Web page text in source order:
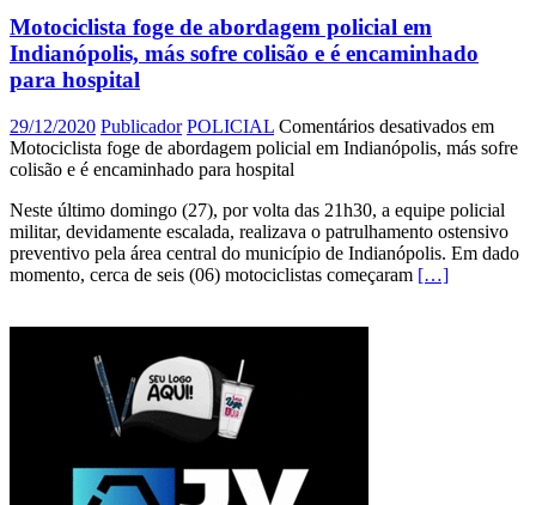
Motociclista foge de abordagem policial em
Indianópolis, más sofre colisão e é encaminhado
para hospital
29/12/2020 Publicador POLICIAL Comentários desativados em
Motociclista foge de abordagem policial em Indianópolis, más sofre
colisão e é encaminhado para hospital
Neste último domingo (27), por volta das 21h30, a equipe policial
militar, devidamente escalada, realizava o patrulhamento ostensivo
preventivo pela área central do município de Indianópolis. Em dado
momento, cerca de seis (06) motociclistas começaram […]